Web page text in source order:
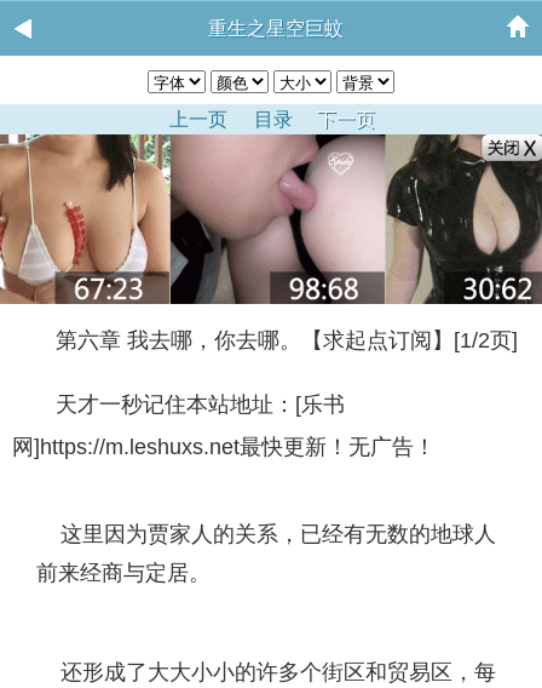
重生之星空巨蚊
上一页 目录 下一页
第六章 我去哪，你去哪。【求起点订阅】[1/2页]
天才一秒记住本站地址：[乐书
网]https://m.leshuxs.net最快更新！无广告！
这里因为贾家人的关系，已经有无数的地球人
前来经商与定居。
还形成了大大小小的许多个街区和贸易区，每